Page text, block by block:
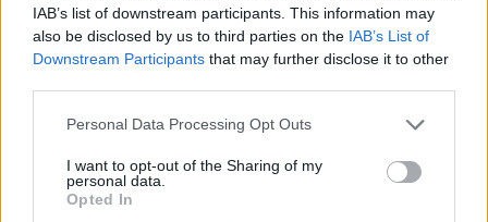
IAB’s list of downstream participants. This information may
also be disclosed by us to third parties on the IAB’s List of
Downstream Participants that may further disclose it to other
Personal Data Processing Opt Outs
I want to opt-out of the Sharing of my
personal data.
Opted In
Ποια είναι τα δέντρα που μπορούν να γίνουν «ασπίδα» για
το σπίτι σας απέναντι στις πυρκαγιές
22:55
ότι η επαφή με τον Χαμενεΐ είναι δύσκολη